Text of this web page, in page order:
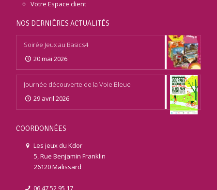
Votre Espace client
NOS DERNIÈRES ACTUALITÉS
Soirée Jeux au Basics4
20 mai 2026
Journée découverte de la Voie Bleue
29 avril 2026
COORDONNÉES
Les jeux du Kdor
5, Rue Benjamin Franklin
26120 Malissard
06 47 52 95 17